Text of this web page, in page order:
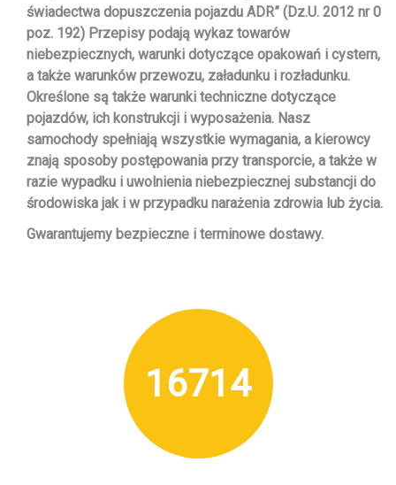
świadectwa dopuszczenia pojazdu ADR” (Dz.U. 2012 nr 0
poz. 192) Przepisy podają wykaz towarów
niebezpiecznych, warunki dotyczące opakowań i cystern,
a także warunków przewozu, załadunku i rozładunku.
Określone są także warunki techniczne dotyczące
pojazdów, ich konstrukcji i wyposażenia. Nasz
samochody spełniają wszystkie wymagania, a kierowcy
znają sposoby postępowania przy transporcie, a także w
razie wypadku i uwolnienia niebezpiecznej substancji do
środowiska jak i w przypadku narażenia zdrowia lub życia.
Gwarantujemy bezpieczne i terminowe dostawy.
16714